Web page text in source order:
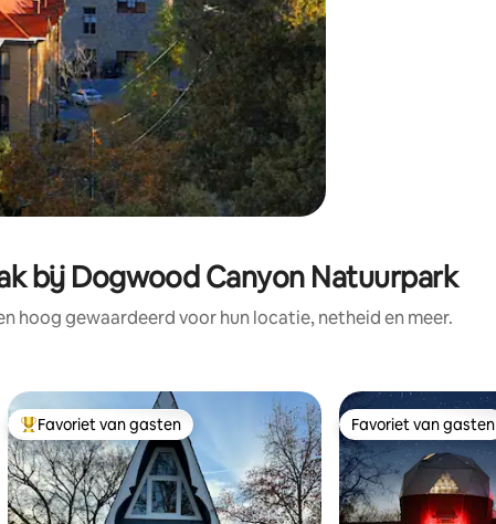
bij Dogwood Canyon Natuurpark
hoog gewaardeerd voor hun locatie, netheid en meer.
Topfavoriet van gasten
Favoriet van gasten Favoriet van gasten
Favoriet van gasten